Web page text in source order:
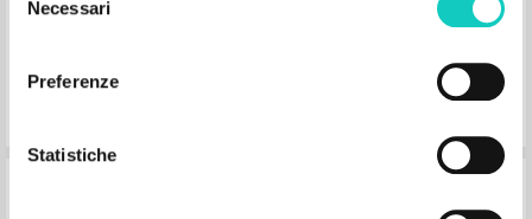
delNecessari
Preferenze
Statistiche
Cartas de fe y de Amistad: Una